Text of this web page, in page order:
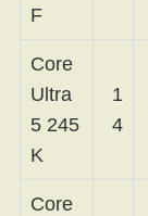
F
Core
Ultra
5 245
K
1
4
Core